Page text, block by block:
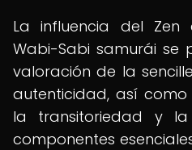
La influencia del
Wabi-Sabi samurái se
valoración de la
autenticidad, así
la transitoriedad y la
componentes